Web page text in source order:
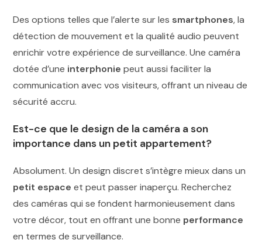
Des options telles que l’alerte sur les smartphones, la
détection de mouvement et la qualité audio peuvent
enrichir votre expérience de surveillance. Une caméra
dotée d’une interphonie peut aussi faciliter la
communication avec vos visiteurs, offrant un niveau de
sécurité accru.
Est-ce que le design de la caméra a son
importance dans un petit appartement?
Absolument. Un design discret s’intègre mieux dans un
petit espace et peut passer inaperçu. Recherchez
des caméras qui se fondent harmonieusement dans
votre décor, tout en offrant une bonne performance
en termes de surveillance.